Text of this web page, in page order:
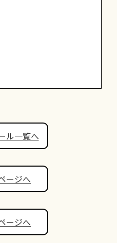
ル一覧へ
ージへ
ージへ